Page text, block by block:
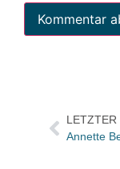
LETZTER